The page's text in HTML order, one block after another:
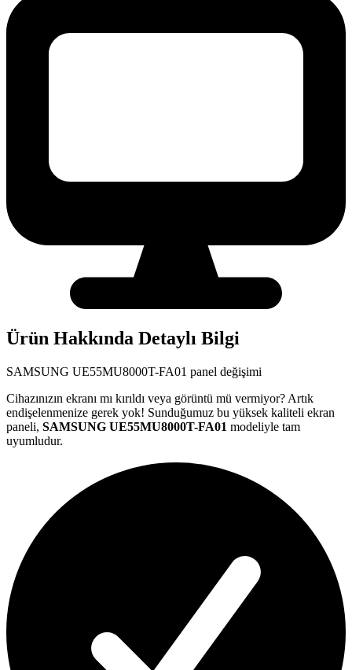
Ürün Hakkında Detaylı Bilgi
SAMSUNG UE55MU8000T-FA01 panel değişimi
Cihazınızın ekranı mı kırıldı veya görüntü mü vermiyor? Artık
endişelenmenize gerek yok! Sunduğumuz bu yüksek kaliteli ekran
paneli, SAMSUNG UE55MU8000T-FA01 modeliyle tam
uyumludur.